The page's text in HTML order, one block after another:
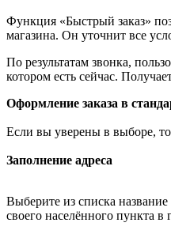
Функция «Быстрый заказ»
магазина. Он уточнит все
По результатам звонка,
котором есть сейчас.
Оформление заказа в
Если вы уверены в выборе,
Заполнение адреса
Выберите из списка
своего населённого пункта